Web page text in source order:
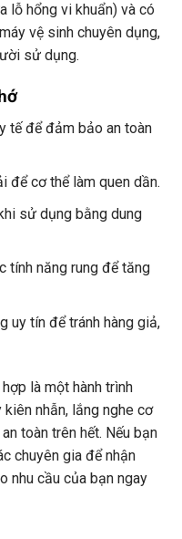
lỗ hổng vi khuẩn) và có
vệ sinh chuyên dụng,
sử dụng.
tế để đảm bảo an toàn
để cơ thể làm quen dần.
sử dụng bằng dung
tính năng rung để tăng
uy tín để tránh hàng giả,
là một hành trình
nhẫn, lắng nghe cơ
toàn trên hết. Nếu bạn
chuyên gia để nhận
nhu cầu của bạn ngay